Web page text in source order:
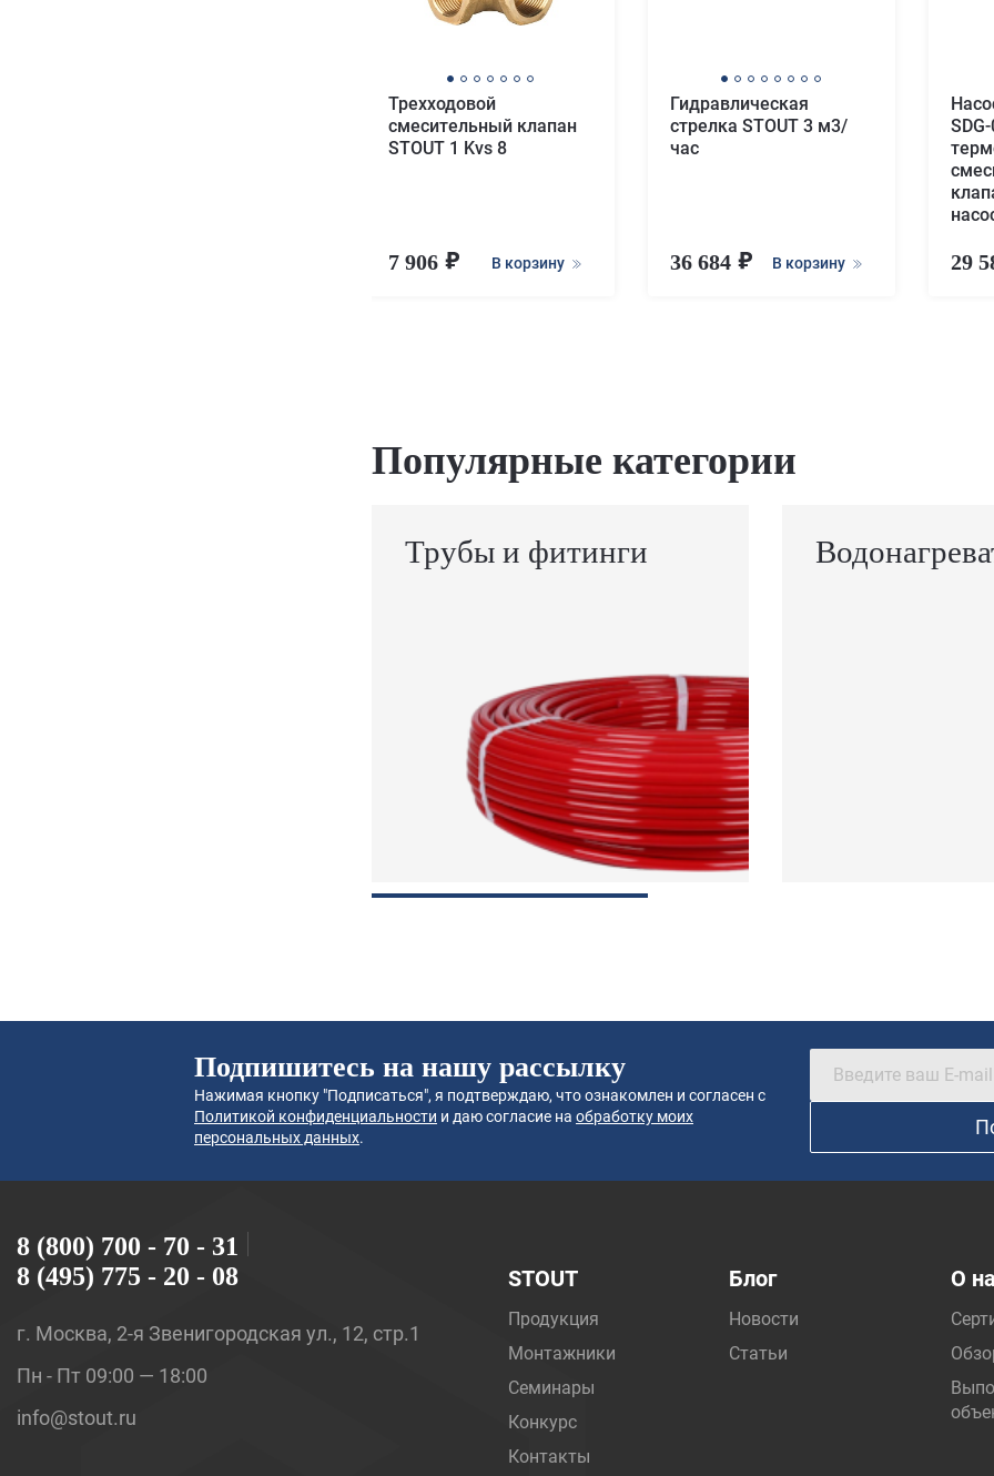
Трехходовой
смесительный клапан
STOUT 1 Kvs 8
7 906 В корзину
Гидравлическая
стрелка STOUT 3 м3/
час
36 684 В корзину 29
Популярные категории
Трубы и фитинги
Подпишитесь на нашу рассылку
Нажимая кнопку "Подписаться", я подтверждаю, что ознакомлен и согласен с
Политикой конфиденциальности и даю согласие на обработку моих
персональных данных.
8 (800) 700 - 70 - 31
8 (495) 775 - 20 - 08
г. Москва, 2-я Звенигородская ул., 12, стр.1
Пн - Пт 09:00 — 18:00
info@stout.ru
STOUT
Продукция
Монтажники
Семинары
Конкурс
Контакты
Блог
Новости
Статьи
О